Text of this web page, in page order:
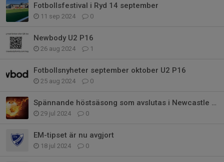
Fotbollsfestival i Ryd 14 september
11 sep 2024 0
Newbody U2 P16
26 aug 2024 1
Fotbollsnyheter september oktober U2 P16
25 aug 2024 0
Spännande höstsäsong som avslutas i Newcastle U2 P16
29 jul 2024 0
EM-tipset är nu avgjort
18 jul 2024 0